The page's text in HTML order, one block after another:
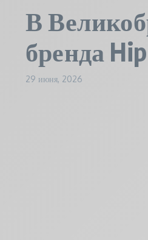
В
бренда Hip
29 июня, 2026